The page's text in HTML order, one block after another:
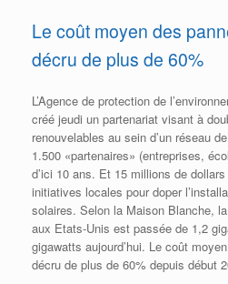
Le coût moyen des
décru de plus de 60%
L’Agence de protection de
créé jeudi un partenariat visant à
renouvelables au sein d’un réseau de
1.500 «partenaires» (entreprises,
d’ici 10 ans. Et 15 millions de
initiatives locales pour doper
solaires. Selon la Maison Blanche,
aux Etats-Unis est passée de 1,2
gigawatts aujourd’hui. Le coût
décru de plus de 60% depuis début